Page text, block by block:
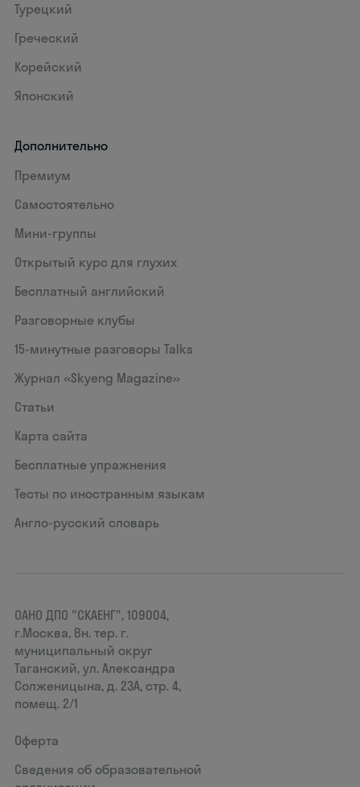
Турецкий
Греческий
Корейский
Японский
Дополнительно
Премиум
Самостоятельно
Мини-группы
Открытый курс для глухих
Бесплатный английский
Разговорные клубы
15‑минутные разговоры Talks
Журнал «Skyeng Magazine»
Статьи
Карта сайта
Бесплатные упражнения
Тесты по иностранным языкам
Англо-русский словарь
ОАНО ДПО "СКАЕНГ", 109004,
г.Москва, Вн. тер. г.
муниципальный округ
Таганский, ул. Александра
Солженицына, д. 23А, стр. 4,
помещ. 2/1
Оферта
Сведения об образовательной